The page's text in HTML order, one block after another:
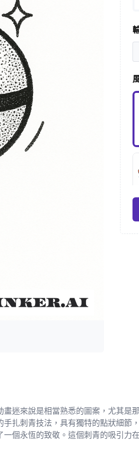
迷來說是相當熟悉的圖案，尤其
扎刺青技法，具有獨特的點狀細
個永恆的致敬。這個刺青的吸引